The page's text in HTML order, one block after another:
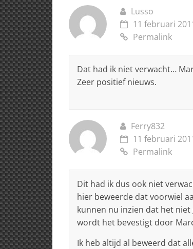
Lusso
11 februari
Permalink
Dat had ik niet verwacht…
Zeer positief nieuws.
Ferry832
11 februari
Permalink
Dit had ik dus ook niet
hier beweerde dat voorwiel
kunnen nu inzien dat het
wordt het bevestigt door
Ik heb altijd al beweerd dat